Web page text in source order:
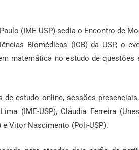
(IME-USP) sedia o Encontro de
Biomédicas (ICB) da USP, o
matemática no estudo de questões
estudo online, sessões
(IME-USP), Cláudia Ferreira
e Vitor Nascimento (Poli-USP).